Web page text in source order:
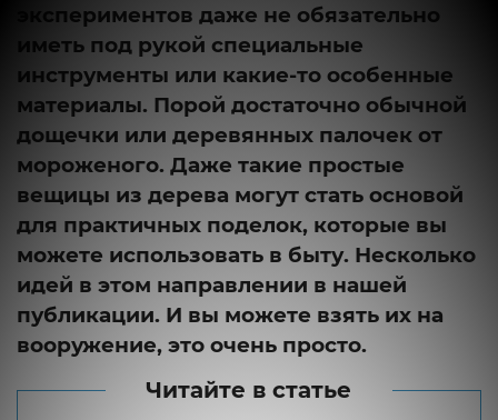
экспериментов даже не обязательно
иметь под рукой специальные
инструменты или какие-то особенные
материалы. Порой достаточно обычной
дощечки или деревянных палочек от
мороженого. Даже такие простые
вещицы из дерева могут стать основой
для практичных поделок, которые вы
можете использовать в быту. Несколько
идей в этом направлении в нашей
публикации. И вы можете взять их на
вооружение, это очень просто.
Читайте в статье